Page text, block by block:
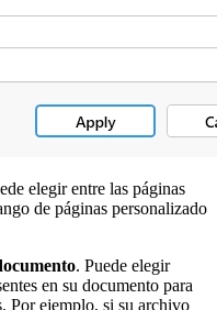
elegir entre las páginas
de páginas personalizado
. Puede elegir
en su documento para
Por ejemplo, si su archivo